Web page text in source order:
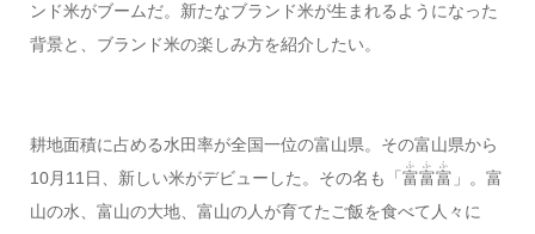
ンド米がブームだ。新たなブランド米が生まれるようになった
背景と、ブランド米の楽しみ方を紹介したい。
耕地面積に占める水田率が全国一位の富山県。その富山県から
10月11日、新しい米がデビューした。その名も「 富富富
ふふふ
」。富
山の水、富山の大地、富山の人が育てたご飯を食べて人々に